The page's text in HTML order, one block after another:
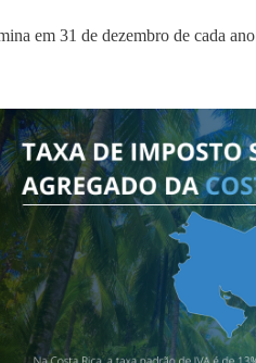
em 31 de dezembro de cada